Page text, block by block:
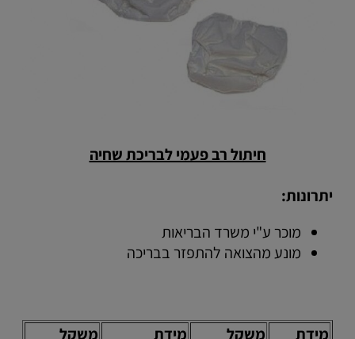
חיתול רב פעמי לבריכת שחיה
יתרונות:
מוכר ע"י משרד הבריאות
מונע מהצואה להתפזר בבריכה
מידת
משקל
מידת
משקל